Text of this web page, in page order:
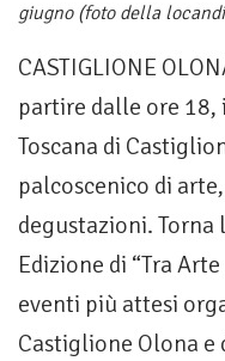
giugno (foto della
CASTIGLIONE
partire dalle ore 18,
Toscana di
palcoscenico di
degustazioni. Torna
Edizione di “Tra
eventi più attesi
Castiglione Olona e